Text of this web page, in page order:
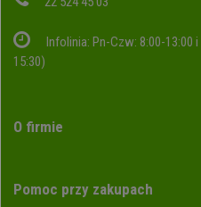
Infolinia: Pn-Czw: 8:00-13:00
15:30)
O firmie
Pomoc przy zakupach